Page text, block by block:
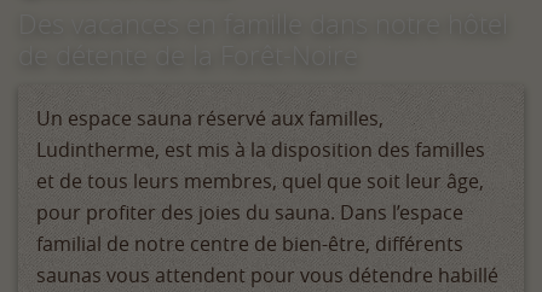
Un espace sauna réservé aux familles,
Ludintherme, est mis à la disposition des familles
et de tous leurs membres, quel que soit leur âge,
pour profiter des joies du sauna. Dans l’espace
familial de notre centre de bien-être, différents
saunas vous attendent pour vous détendre habillé